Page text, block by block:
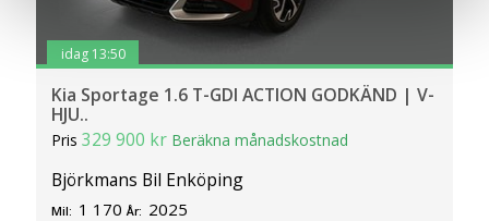
dig relevanta tips, nyheter och anpassad reklam. Genom
att klicka på Tillåt alla godkänner du vår hantering av
cookies och samtycker till att vi mäter och delar
information om din användning av webbplatsen med våra
partners. För att ändra vilka typer av cookies vi använder
klickar du på Anpassa. Du kan alltid ändra dina
inställningar för cookies.
idag 13:50
Kia Sportage 1.6 T-GDI ACTION GODKÄND | V-
HJU..
Pris329 900 kr Beräkna månadskostnad
Björkmans Bil Enköping
Mil: 1 170 År: 2025